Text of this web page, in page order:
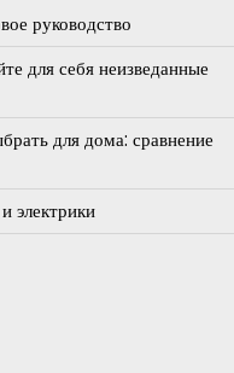
руководство
для себя неизведанные
для дома: сравнение
электрики